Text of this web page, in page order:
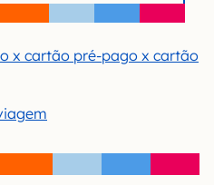
x cartão pré-pago x cartão